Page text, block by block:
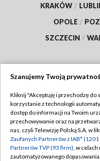
KRAKÓW /
OPOLE /
SZCZECIN /
Abonament TVP
Emisja w TVP
Centrum informacji TVP
Szanujemy Twoją
Kliknij "Akceptuję i przechodzę do
korzystanie z technologii
dostęp do informacji na Twoim
przechowywanie oraz na
nas, czyli Telewizję Polską S.A. w
Zaufanych Partnerów z IAB*
Partnerów TVP (93 firm), w
zautomatyzowanego